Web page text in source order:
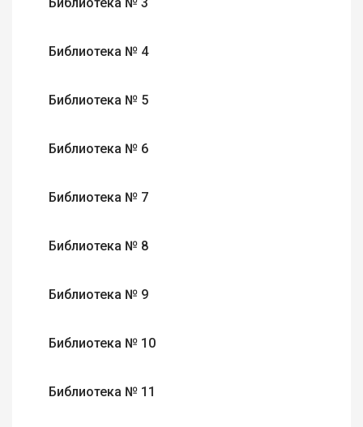
Библиотека № 4
Библиотека № 5
Библиотека № 6
Библиотека № 7
Библиотека № 8
Библиотека № 9
Библиотека № 10
Библиотека № 11